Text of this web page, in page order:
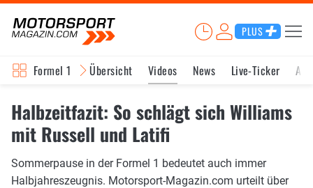
PLUS
Formel 1 Übersicht Videos News Live-Ticker
Halbzeitfazit: So schlägt sich Williams
mit Russell und Latifi
Sommerpause in der Formel 1 bedeutet auch immer
Halbjahreszeugnis. Motorsport-Magazin.com urteilt über